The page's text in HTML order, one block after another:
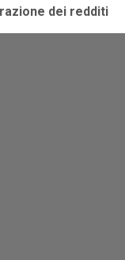
dei redditi